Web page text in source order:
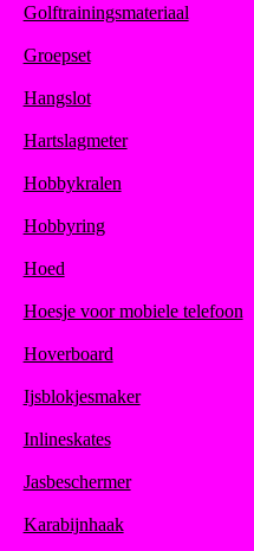
Golftrainingsmateriaal
Groepset
Hangslot
Hartslagmeter
Hobbykralen
Hobbyring
Hoed
Hoesje voor mobiele telefoon
Hoverboard
Ijsblokjesmaker
Inlineskates
Jasbeschermer
Karabijnhaak